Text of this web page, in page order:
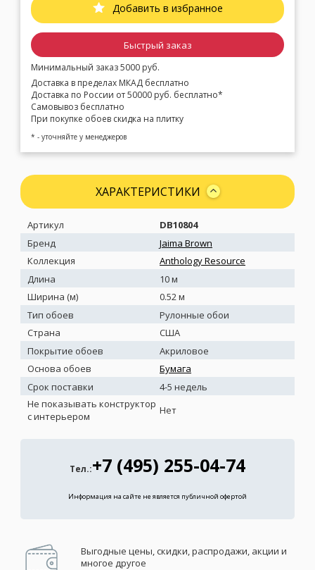
Добавить в избранное
Быстрый заказ
Минимальный заказ 5000 руб.
Доставка в пределах МКАД бесплатно
Доставка по России от 50000 руб. бесплатно*
Самовывоз бесплатно
При покупке обоев скидка на плитку
* - уточняйте у менеджеров
ХАРАКТЕРИСТИКИ
Артикул
DB10804
Бренд
Jaima Brown
Коллекция
Anthology Resource
Длина
10 м
Ширина (м)
0.52 м
Тип обоев
Рулонные обои
Страна
США
Покрытие обоев
Акриловое
Основа обоев
Бумага
Срок поставки
4-5 недель
Не показывать конструктор
с интерьером
Нет
Тел.:+7 (495) 255-04-74
Информация на сайте не является публичной офертой
Выгодные цены, скидки, распродажи, акции и
многое другое